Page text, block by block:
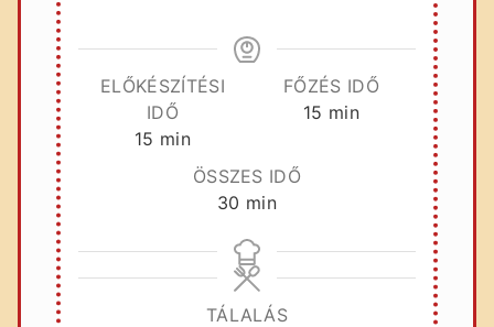
ELŐKÉSZÍTÉSI
IDŐ
15 perc
min
FŐZÉS IDŐ
15 perc
min
ÖSSZES IDŐ
30 perc
min
TÁLALÁS